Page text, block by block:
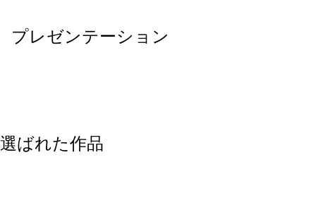
プレゼンテーション
選ばれた作品